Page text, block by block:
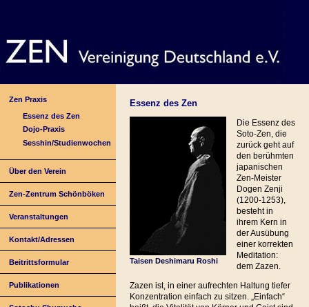
Zen Praxis
Essenz des Zen
Dojo-Praxis
Sesshin/Studienwochen
Über den Verein
Zen-Zentrum Schönböken
Veranstaltungen
Kontakt/Adressen
Beitrittsformular
Publikationen
Essenz des Zen
Taisen Deshimaru Roshi
Die Essenz des
Soto-Zen, die
zurück geht auf
den berühmten
japanischen
Zen-Meister
Dogen Zenji
(1200-1253),
besteht in
ihrem Kern in
der Ausübung
einer korrekten
Meditation:
dem Zazen.
Zazen ist, in einer aufrechten Haltung tiefer
Konzentration einfach zu sitzen. „Einfach“